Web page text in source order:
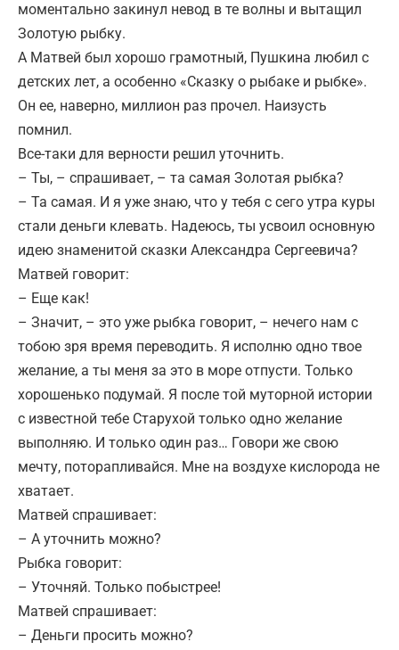
моментально закинул невод в те волны и вытащил
Золотую рыбку.
А Матвей был хорошо грамотный, Пушкина любил с
детских лет, а особенно «Сказку о рыбаке и рыбке».
Он ее, наверно, миллион раз прочел. Наизусть
помнил.
Все-таки для верности решил уточнить.
– Ты, – спрашивает, – та самая Золотая рыбка?
– Та самая. И я уже знаю, что у тебя с сего утра куры
стали деньги клевать. Надеюсь, ты усвоил основную
идею знаменитой сказки Александра Сергеевича?
Матвей говорит:
– Еще как!
– Значит, – это уже рыбка говорит, – нечего нам с
тобою зря время переводить. Я исполню одно твое
желание, а ты меня за это в море отпусти. Только
хорошенько подумай. Я после той муторной истории
с известной тебе Старухой только одно желание
выполняю. И только один раз… Говори же свою
мечту, поторапливайся. Мне на воздухе кислорода не
хватает.
Матвей спрашивает:
– А уточнить можно?
Рыбка говорит:
– Уточняй. Только побыстрее!
Матвей спрашивает:
– Деньги просить можно?